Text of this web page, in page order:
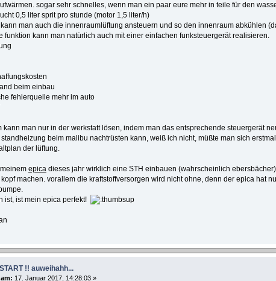
sogar sehr schnelles, wenn man ein paar eure mehr in teile für den
0,5 liter sprit pro stunde (motor 1,5 liter/h)
man auch die innenraumlüftung ansteuern und so den innenraum abkühlen
funktion kann man natürlich auch mit einer einfachen funksteuergerät realisieren.
beim einbau
fehlerquelle mehr im auto
kann man nur in der werkstatt lösen, indem man das entsprechende steuergerät
beim malibu nachtrüsten kann, weiß ich nicht, müßte man sich
der lüftung.
epicadieses jahr wirklich eine STH einbauen (wahrscheinlich
machen. vorallem die kraftstoffversorgen wird nicht ohne, denn der epica hat
ist, ist mein epica perfekt!
!! auweihahh...
17. Januar 2017, 14:28:03 »